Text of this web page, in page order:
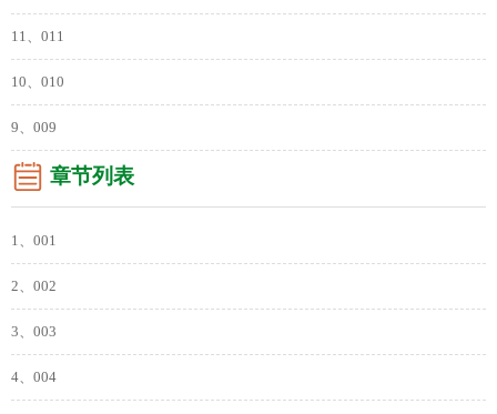
11、011
10、010
9、009
章节列表
1、001
2、002
3、003
4、004